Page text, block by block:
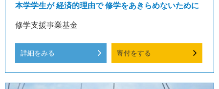
本学学生が 経済的理由で 修学をあきらめないために
修学支援事業基金
詳細をみる 寄付をする